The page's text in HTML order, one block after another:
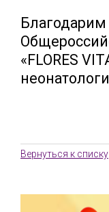
Благодарим
«FLORES
Вернуться к списку